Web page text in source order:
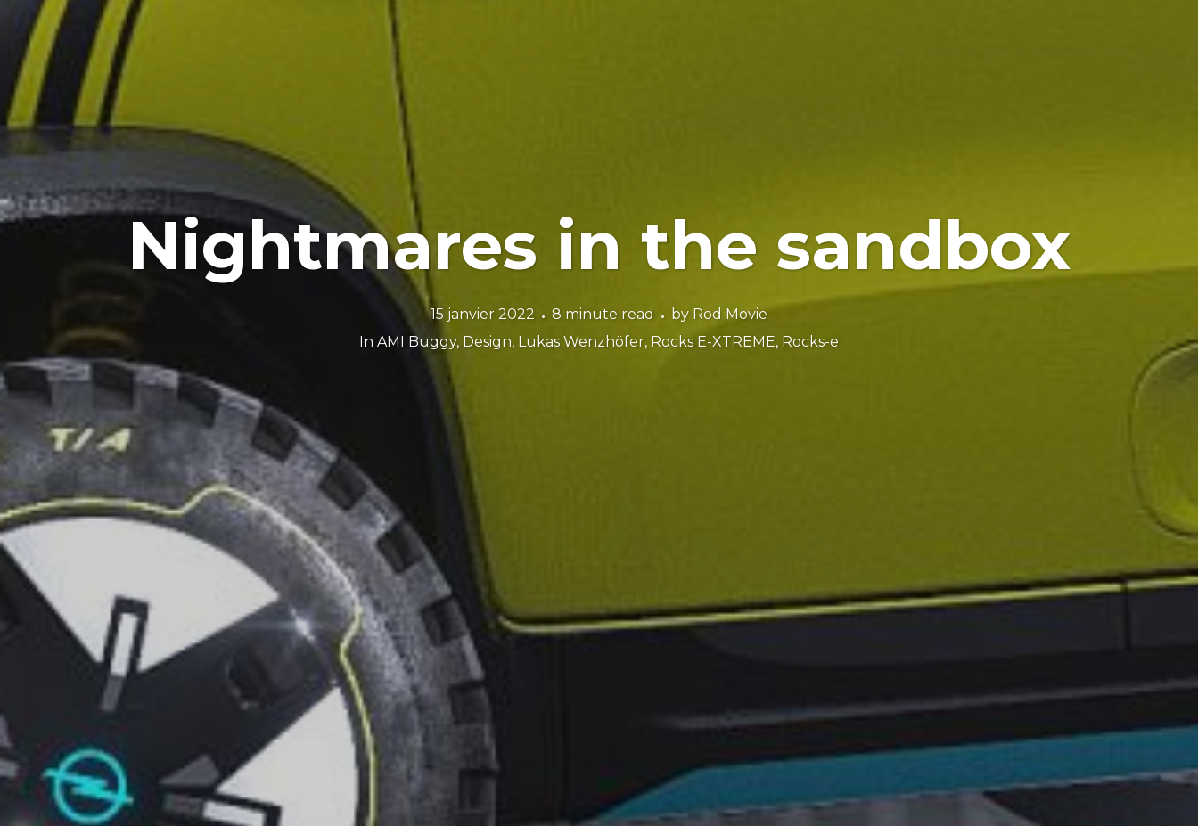
Nightmares in the sandbox
15 janvier 2022 8 minute read by Rod Movie
In AMI Buggy, Design, Lukas Wenzhöfer, Rocks E-XTREME, Rocks-e